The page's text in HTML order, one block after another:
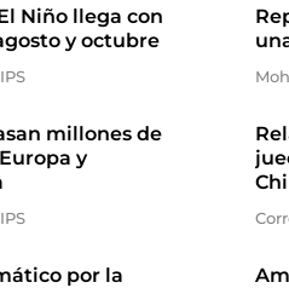
Niño llega con
y octubre
millones de
y
por la